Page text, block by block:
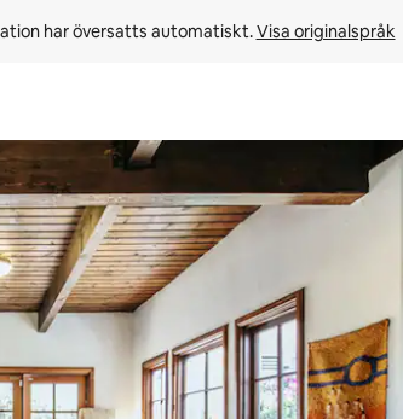
har översatts automatiskt. Visa originalspråk
eller utforska genom att trycka eller svepa.